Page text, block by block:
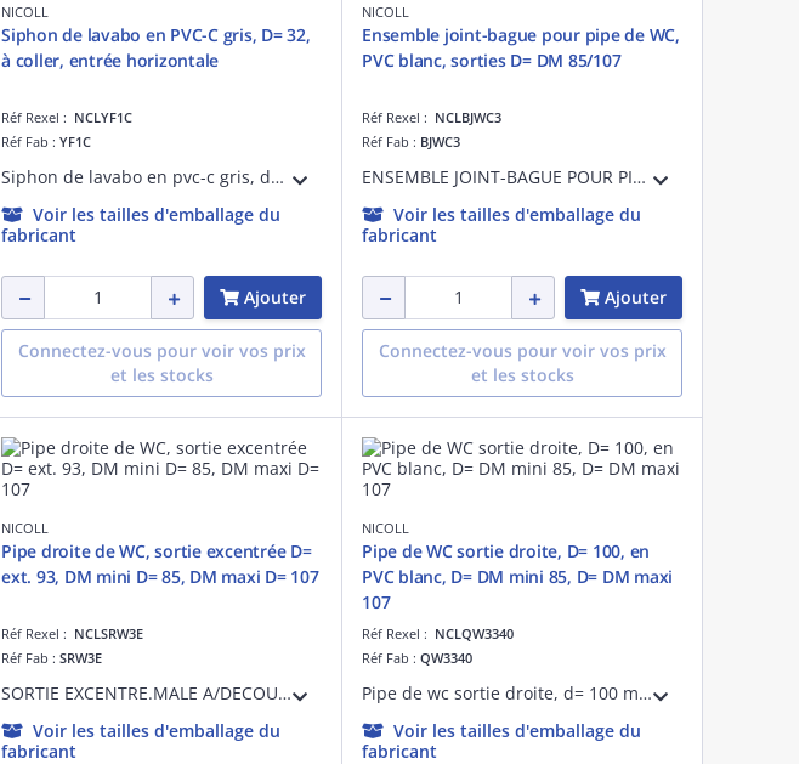
NICOLL
Siphon de lavabo en PVC-C gris, D= 32,
à coller, entrée horizontale
Réf Rexel : NCLYF1C
Réf Fab : YF1C
Siphon de lavabo en pvc-c gris, d= 32 mm, à coller, entrée horizontale, utilisable comme siphon de parcours, classement m1
Voir les tailles d'emballage du
fabricant
Ajouter
Connectez-vous pour voir vos prix
et les stocks
NICOLL
Ensemble joint-bague pour pipe de WC,
PVC blanc, sorties D= DM 85/107
Réf Rexel : NCLBJWC3
Réf Fab : BJWC3
ENSEMBLE JOINT-BAGUE POUR PIPE ET SORTIE
Voir les tailles d'emballage du
fabricant
Ajouter
Connectez-vous pour voir vos prix
et les stocks
NICOLL
Pipe droite de WC, sortie excentrée D=
ext. 93, DM mini D= 85, DM maxi D= 107
Réf Rexel : NCLSRW3E
Réf Fab : SRW3E
SORTIE EXCENTRE.MALE A/DECOUPE.85/107
Voir les tailles d'emballage du
fabricant
NICOLL
Pipe de WC sortie droite, D= 100, en
PVC blanc, D= DM mini 85, D= DM maxi
107
Réf Rexel : NCLQW3340
Réf Fab : QW3340
Pipe de wc sortie droite, d= 100 mm, en pvc blanc, d= dm mini 85, d= dm maxi 107, marquage nf et nf me contribue au bon comportement au feu conformément à l'article co31
Voir les tailles d'emballage du
fabricant